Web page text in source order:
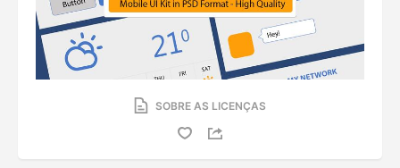
SOBRE AS LICENÇAS